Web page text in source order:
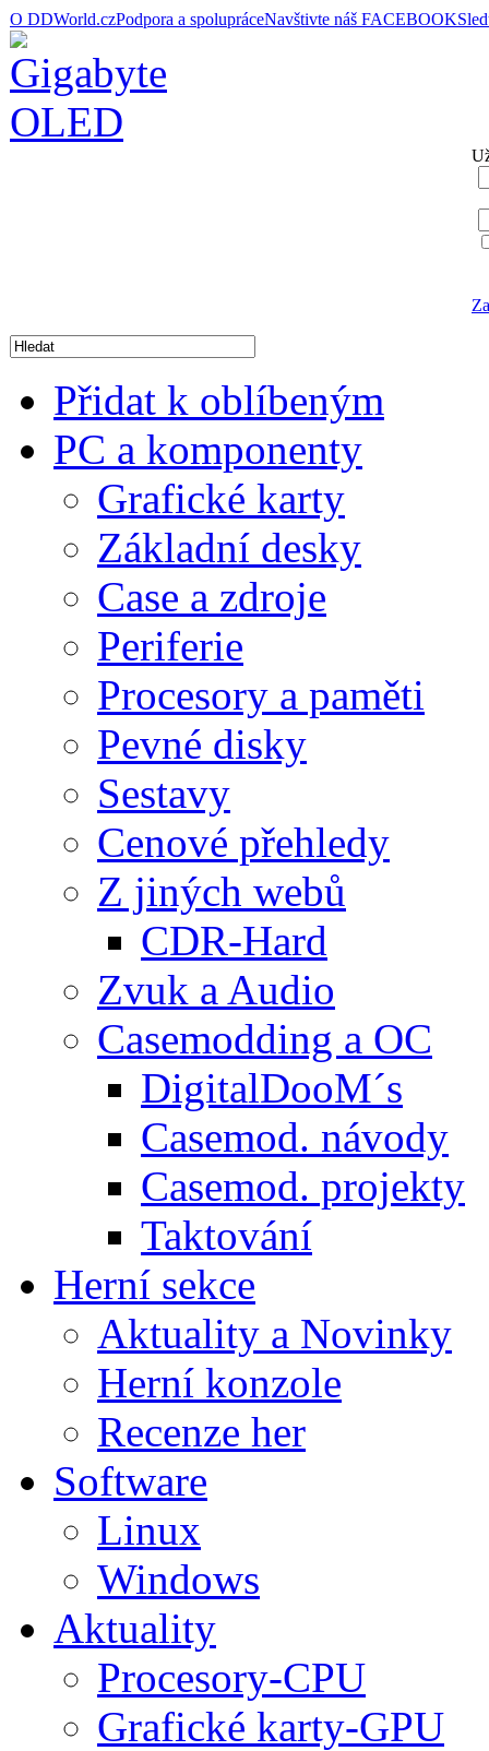
O DDWorld.czPodpora a spolupráceNavštivte náš FACEBOOK
Přidat k oblíbeným
PC a komponenty
Grafické karty
Základní desky
Case a zdroje
Periferie
Procesory a paměti
Pevné disky
Sestavy
Cenové přehledy
Z jiných webů
CDR-Hard
Zvuk a Audio
Casemodding a OC
DigitalDooM´s
Casemod. návody
Casemod. projekty
Taktování
Herní sekce
Aktuality a Novinky
Herní konzole
Recenze her
Software
Linux
Windows
Aktuality
Procesory-CPU
Grafické karty-GPU